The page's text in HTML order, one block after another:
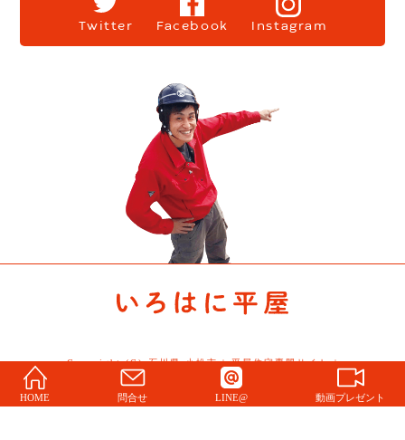
Twitter Facebook Instagram
Copyright (C) 石川県 小松市 | 平屋住宅専門サイト |
Story All Rights Reserved.
HOME 問合せ LINE@ 動画プレゼント